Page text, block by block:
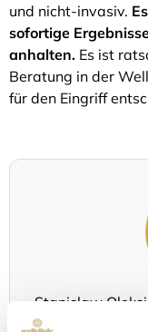
und nicht-invasiv.
sofortige
anhalten. Es ist
Beratung in der
für den Eingriff
Stanislaw
der die Welt